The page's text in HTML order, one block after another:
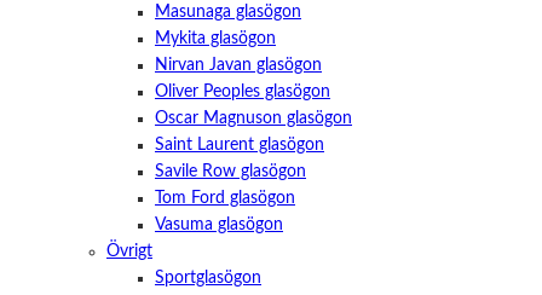
Masunaga glasögon
Mykita glasögon
Nirvan Javan glasögon
Oliver Peoples glasögon
Oscar Magnuson glasögon
Saint Laurent glasögon
Savile Row glasögon
Tom Ford glasögon
Vasuma glasögon
Övrigt
Sportglasögon